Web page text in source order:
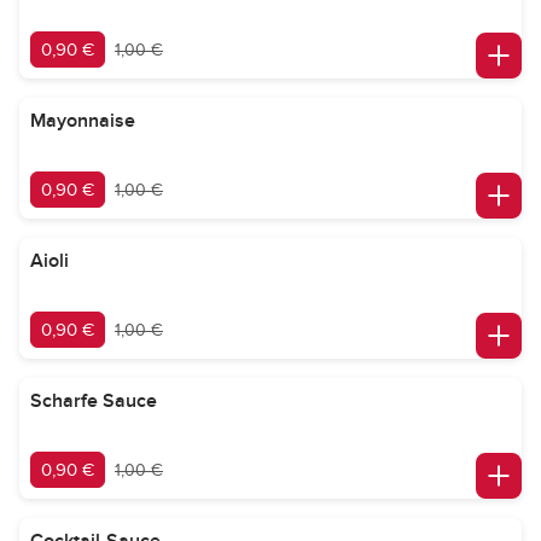
0,90 € 1,00 €
Mayonnaise
0,90 € 1,00 €
Aioli
0,90 € 1,00 €
Scharfe Sauce
0,90 € 1,00 €